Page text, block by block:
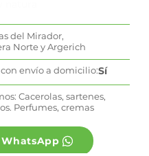
del Mirador,
Norte y Argerich
envío a domicilio:Sí
Cacerolas, sartenes,
Perfumes, cremas
WhatsApp